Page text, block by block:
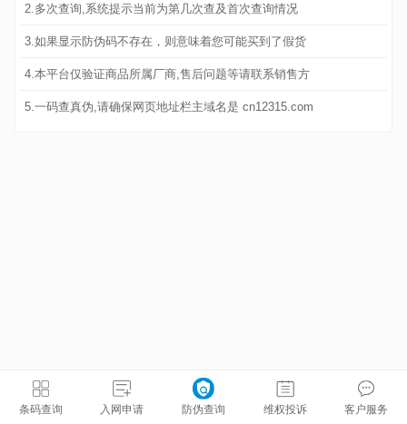
2.多次查询,系统提示当前为第几次查及首次查询情况
3.如果显示防伪码不存在，则意味着您可能买到了假货
4.本平台仅验证商品所属厂商,售后问题等请联系销售方
5.一码查真伪,请确保网页地址栏主域名是 cn12315.com
条码查询 入网申请 防伪查询 维权投诉 客户服务